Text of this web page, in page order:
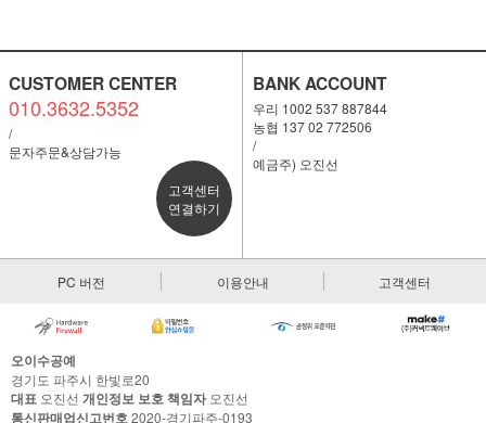
CUSTOMER CENTER
010.3632.5352
/
문자주문&상담가능
고객센터
연결하기
BANK ACCOUNT
우리 1002 537 887844
농협 137 02 772506
/
예금주) 오진선
PC 버전 이용안내 고객센터
오이수공예
경기도 파주시 한빛로20
대표 오진선 개인정보 보호 책임자오진선
통신판매업신고번호2020-경기파주-0193